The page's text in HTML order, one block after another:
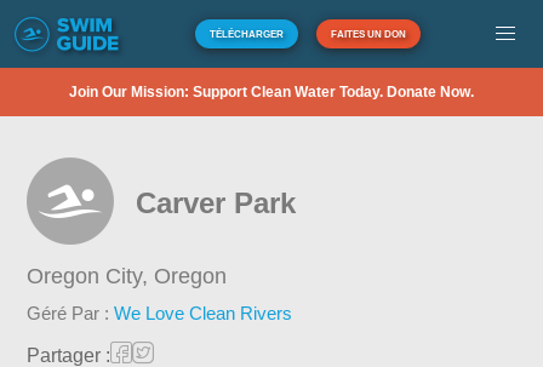
TÉLÉCHARGER FAITES UN DON
Join Our Mission: Support Clean Water Today. Donate Now.
Carver Park
Oregon City, Oregon
Géré Par :We Love Clean Rivers
Partager :